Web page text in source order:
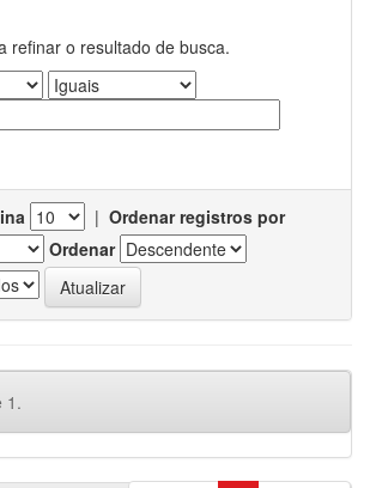
refinar o resultado de busca.
| Ordenar registros por
Ordenar
1.